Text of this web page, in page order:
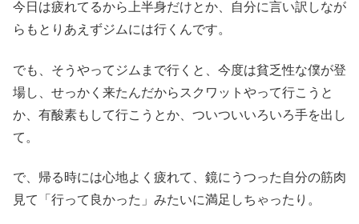
今日は疲れてるから上半身だけとか、自分に言い訳しなが
らもとりあえずジムには行くんです。
でも、そうやってジムまで行くと、今度は貧乏性な僕が登
場し、せっかく来たんだからスクワットやって行こうと
か、有酸素もして行こうとか、ついついいろいろ手を出し
て。
で、帰る時には心地よく疲れて、鏡にうつった自分の筋肉
見て「行って良かった」みたいに満足しちゃったり。